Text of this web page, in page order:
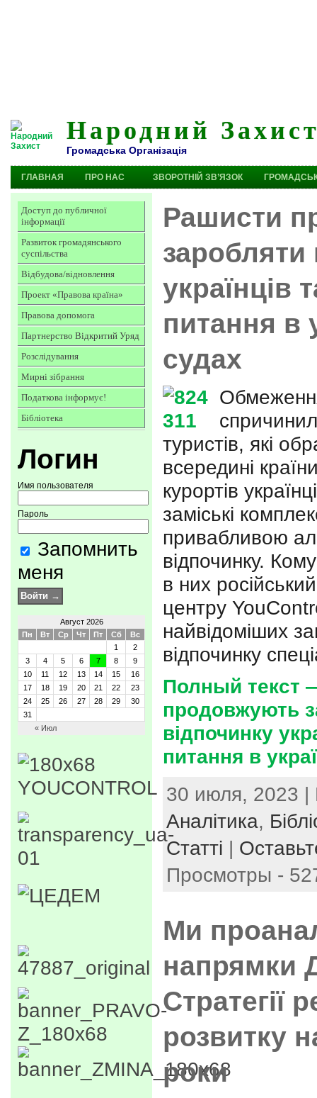
Народний
Громадська Організація
ГЛАВНАЯ ПРО НАС ЗВОРОТНІЙ ЗВ’ЯЗОК
Доступ до публичної
інформації
Развиток громадянського
суспільства
Відбудова/відновлення
Проект «Правова країна»
Правова допомога
Партнерство Відкритий Уряд
Розслідування
Мирні зібрання
Податкова інформує!
Бібліотека
Логин
Имя пользователя
Пароль
Запомнить
меня
Август 2026
Пн
Вт Ср Чт Пт Сб Вс
« Июл
1
2
3
4 5 6 7 8
9
10
11 12 13 14 15
16
17
18 19 20 21 22
23
24
25 26 27 28 29
30
31
Рашисти
заробляти
українців
питання в
судах
туристів, які
всередині
курортів
заміські
привабливою
відпочинку.
в них
центру
найвідоміших
відпочинку
Полный текст
продовжують
відпочинку
питання в
30 июля, 2023 |
Аналітика,
Статті |
Просмотры -
Ми
напрямки
Стратегії
розвитку
роки